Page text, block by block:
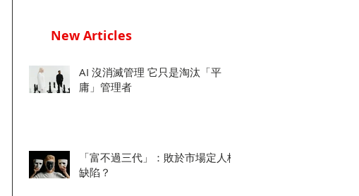
New Articles
AI 沒消滅管理 它只是淘汰「平
庸」管理者
「富不過三代」：敗於市場定人格
缺陷？